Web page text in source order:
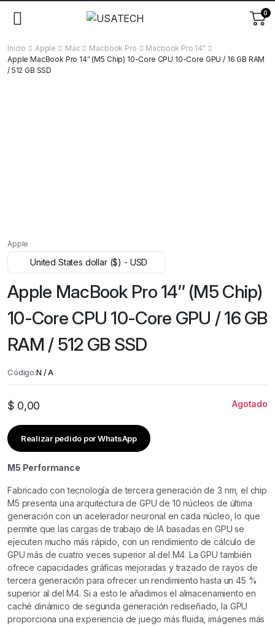
0
Inicio Apple Mac Macbook Pro
Macbook Pro 14"
Apple MacBook Pro 14″ (M5 Chip) 10-Core CPU 10-Core GPU / 16 GB RAM
/ 512 GB SSD
Apple
United States dollar ($) - USD
Apple MacBook Pro 14″ (M5 Chip)
10-Core CPU 10-Core GPU / 16 GB
RAM / 512 GB SSD
Código:N / A
$ 0,00 Agotado
Realizar pedido por WhatsApp
M5 Performance
Fabricado con tecnología de tercera generación de 3 nm, el chip
M5 presenta una arquitectura de GPU de 10 núcleos de última
generación con un acelerador neuronal en cada núcleo, lo que
permite que las cargas de trabajo de IA basadas en GPU se
ejecuten mucho más rápido, con un rendimiento de cálculo de
GPU más de cuatro veces superior al del M4. La GPU también
ofrece capacidades gráficas mejoradas y trazado de rayos de
tercera generación para ofrecer un rendimiento hasta un 45 %
superior al del M4. Si a esto le añadimos el almacenamiento en
caché dinámico de segunda generación rediseñado, la GPU
proporciona una experiencia de juego más fluida, imágenes más